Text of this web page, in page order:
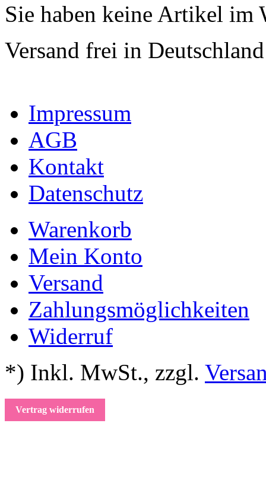
Sie haben keine Artikel im
Versand frei in
Impressum
AGB
Kontakt
Datenschutz
Warenkorb
Mein Konto
Versand
Zahlungsmöglichkeiten
Widerruf
*) Inkl. MwSt., zzgl.
Vertrag widerrufen